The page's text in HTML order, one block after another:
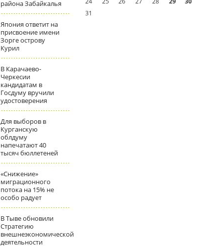
района Забайкалья
Япония ответит на
присвоение имени
Зорге острову
Курил
В Карачаево-
Черкесии
кандидатам в
Госдуму вручили
удостоверения
Для выборов в
Курганскую
облдуму
напечатают 40
тысяч бюллетеней
«Снижение»
миграционного
потока на 15% не
особо радует
В Тыве обновили
Стратегию
внешнеэкономической
деятельности
31